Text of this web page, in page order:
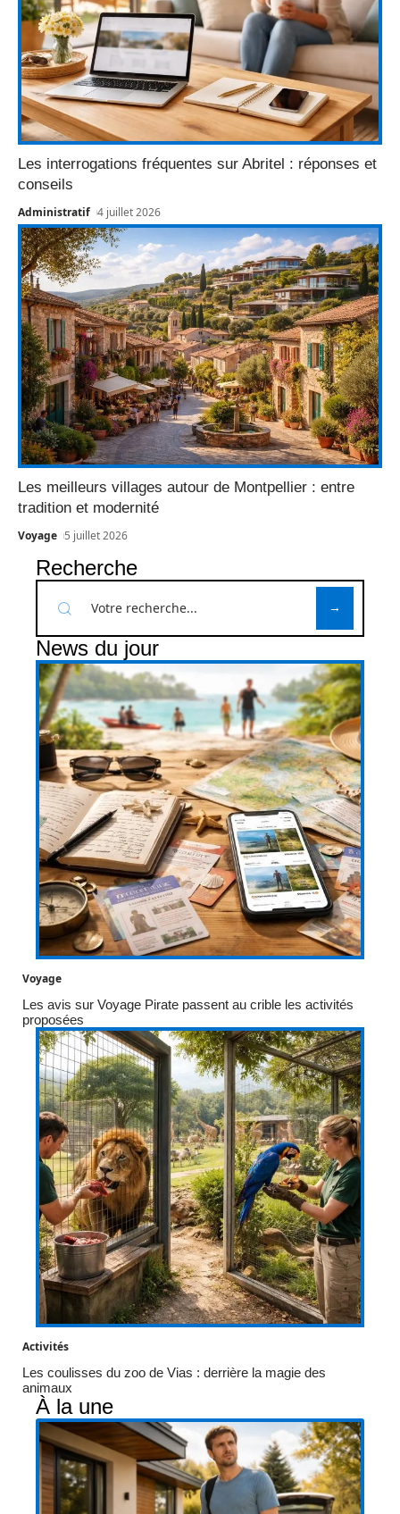
Les interrogations fréquentes sur Abritel : réponses et
conseils
Administratif 4 juillet 2026
Les meilleurs villages autour de Montpellier : entre
tradition et modernité
Voyage 5 juillet 2026
Recherche
News du jour
Voyage
Les avis sur Voyage Pirate passent au crible les activités
proposées
Activités
Les coulisses du zoo de Vias : derrière la magie des
animaux
À la une